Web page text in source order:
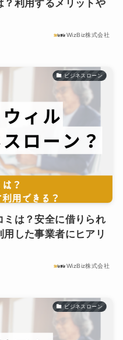
？利用するメリットや
WizBiz株式会社
ビジネスローン
ミは？安全に借りられ
した事業者にヒアリ
WizBiz株式会社
ビジネスローン